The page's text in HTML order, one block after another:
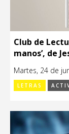
Club de
manos’, de
Martes, 24 de
LETRAS